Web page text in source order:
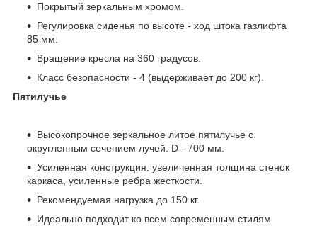
Покрытый зеркальным хромом.
Регулировка сиденья по высоте - ход штока газлифта
85 мм.
Вращение кресла на 360 градусов.
Класс безопасности - 4 (выдерживает до 200 кг).
Пятилучье
Высокопрочное зеркальное литое пятилучье с
округленным сечением лучей. D - 700 мм.
Усиленная конструкция: увеличенная толщина стенок
каркаса, усиленные ребра жесткости.
Рекомендуемая нагрузка до 150 кг.
Идеально подходит ко всем современным стилям